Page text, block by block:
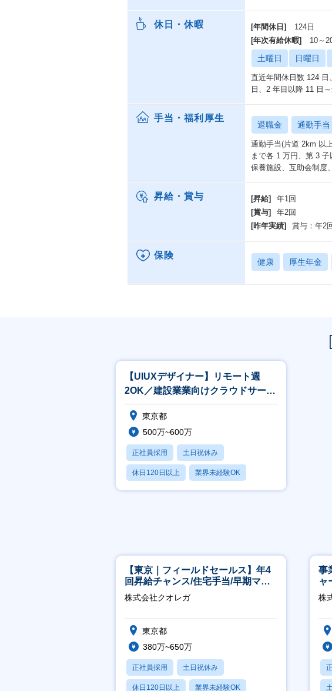
休日・休暇 [年間休日]
124日
[年次有給休暇]
10～
土曜日 日曜日
直近年間休日数 124
日、2 年目以降 11 日
手当・福利厚生
退職金 通勤手当
通勤手当(片道 2km 以
まで各 1 万円、第 3
保養施設、互助会制度
昇給・賞与 [昇給]
年1回
[賞与]
年2回
[昨年実績]
賞与：年2
保険
健康 厚生年金
【UIUXデザイナー】リモート週
2OK／建設業業向けクラウドサービ
ス（自社）
東京都
500万~600万
正社員採用 土日祝休み
休日120日以上 業界未経験OK
月残業20時間以内
【東京｜フィールドセールス】年4
回昇給チャンス/住宅手当/早期マネ
ジメント機会あり！
株式会社クオレガ
東京都
380万~650万
正社員採用 土日祝休み
休日120日以上 業界未経験OK
事
ャ
株